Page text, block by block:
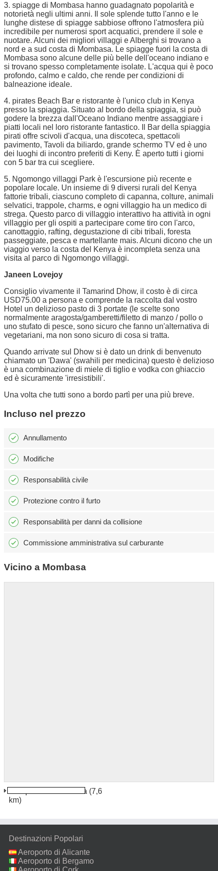
3. spiagge di Mombasa hanno guadagnato popolarità e
notorietà negli ultimi anni. Il sole splende tutto l'anno e le
lunghe distese di spiagge sabbiose offrono l'atmosfera più
incredibile per numerosi sport acquatici, prendere il sole e
nuotare. Alcuni dei migliori villaggi e Alberghi si trovano a
nord e a sud costa di Mombasa. Le spiagge fuori la costa di
Mombasa sono alcune delle più belle dell'oceano indiano e
si trovano spesso completamente isolate. L'acqua qui è poco
profondo, calmo e caldo, che rende per condizioni di
balneazione ideale.
4. pirates Beach Bar e ristorante è l'unico club in Kenya
presso la spiaggia. Situato al bordo della spiaggia, si può
godere la brezza dall'Oceano Indiano mentre assaggiare i
piatti locali nel loro ristorante fantastico. Il Bar della spiaggia
pirati offre scivoli d'acqua, una discoteca, spettacoli
pavimento, Tavoli da biliardo, grande schermo TV ed è uno
dei luoghi di incontro preferiti di Keny. È aperto tutti i giorni
con 5 bar tra cui scegliere.
5. Ngomongo villaggi Park è l'escursione più recente e
popolare locale. Un insieme di 9 diversi rurali del Kenya
fattorie tribali, ciascuno completo di capanna, colture, animali
selvatici, trappole, charms, e ogni villaggio ha un medico di
strega. Questo parco di villaggio interattivo ha attività in ogni
villaggio per gli ospiti a partecipare come tiro con l'arco,
canottaggio, rafting, degustazione di cibi tribali, foresta
passeggiate, pesca e martellante mais. Alcuni dicono che un
viaggio verso la costa del Kenya è incompleta senza una
visita al parco di Ngomongo villaggi.
Janeen Lovejoy
Consiglio vivamente il Tamarind Dhow, il costo è di circa
USD75.00 a persona e comprende la raccolta dal vostro
Hotel un delizioso pasto di 3 portate (le scelte sono
normalmente aragosta/gamberetti/filetto di manzo / pollo o
uno stufato di pesce, sono sicuro che fanno un'alternativa di
vegetariani, ma non sono sicuro di cosa si tratta.
Quando arrivate sul Dhow si è dato un drink di benvenuto
chiamato un 'Dawa' (swahili per medicina) questo è delizioso
è una combinazione di miele di tiglio e vodka con ghiaccio
ed è sicuramente 'irresistibili'.
Una volta che tutti sono a bordo partì per una più breve.
Incluso nel prezzo
Annullamento
Modifiche
Responsabilità civile
Protezione contro il furto
Responsabilità per danni da collisione
Commissione amministrativa sul carburante
Vicino a Mombasa
Aeroporto di Mombasa (7,6
km)
Destinazioni Popolari
Aeroporto di Alicante
Aeroporto di Bergamo